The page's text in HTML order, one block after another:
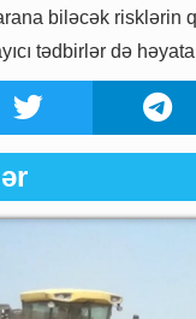
biləcək risklərin
tədbirlər də